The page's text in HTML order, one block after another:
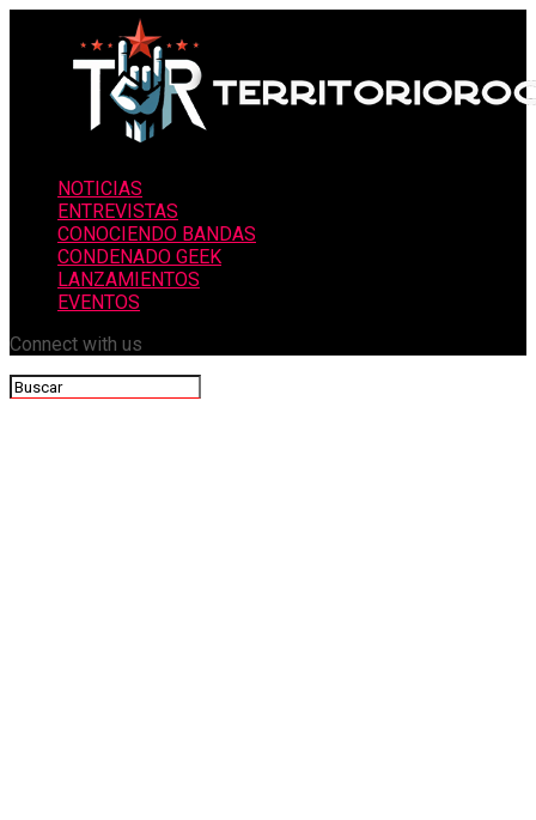
NOTICIAS
ENTREVISTAS
CONOCIENDO BANDAS
CONDENADO GEEK
LANZAMIENTOS
EVENTOS
Connect with us